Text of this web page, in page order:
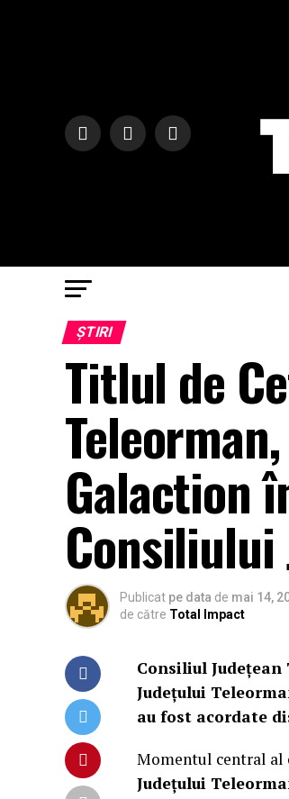
ȘTIRI
Titlul de
Galaction
Consiliului
Publicat pe data de mai 14,
de către Total Impact
Consiliul
Județului
au fost acordate
Momentul central al
Județului